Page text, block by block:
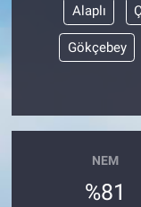
Alaplı
Gökçebey
NEM
%81